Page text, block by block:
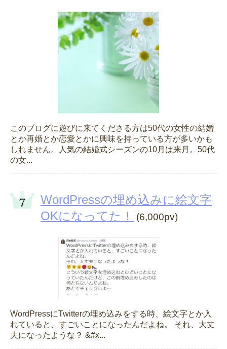
このブログに遊びに来てくださる方は50代の女性の結婚
とか再婚とか恋愛とかに興味を持っている方が多いかも
しれません。人気の結婚式シーズンの10月は来月。50代
の女...
WordPressの埋め込みに絵文字
OKになってた！
(6,000pv)
WordPressにTwitterの埋め込みをする時、絵文字とか入
れていると、すごいことになったんだよね。 それ、大丈
夫になったような？ &#x...